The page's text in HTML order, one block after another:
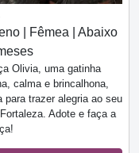
| Fêmea | Abaixo
Olivia, uma gatinha
calma e brincalhona,
para trazer alegria ao seu
Adote e faça a